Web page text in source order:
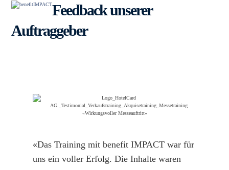
Open
mobile
Close
mobile
Feedback unserer
Auftraggeber
«Das Training mit benefit IMPACT war für
uns ein voller Erfolg. Die Inhalte waren